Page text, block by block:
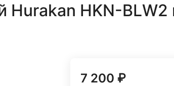
Hurakan HKN-BLW2
7 200 ₽